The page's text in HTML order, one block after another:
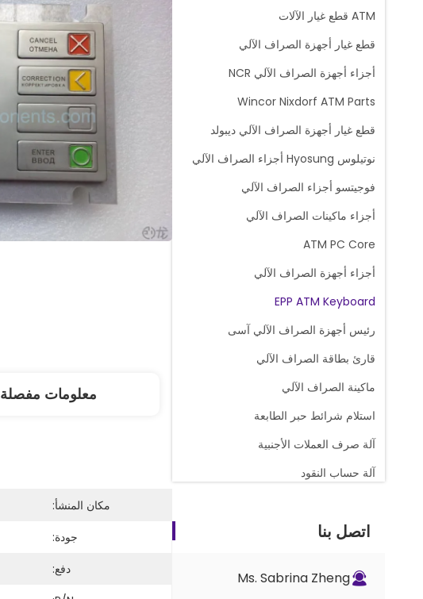
ATM قطع غيار الآلات
قطع غيار أجهزة الصراف الآلي
أجزاء أجهزة الصراف الآلي NCR
Wincor Nixdorf ATM Parts
قطع غيار أجهزة الصراف الآلي ديبولد
نوتيلوس Hyosung أجزاء الصراف الآلي
فوجيتسو أجزاء الصراف الآلي
أجزاء ماكينات الصراف الآلي
ATM PC Core
أجزاء أجهزة الصراف الآلي
EPP ATM Keyboard
رئيس أجهزة الصراف الآلي آسى
قارئ بطاقة الصراف الآلي
ماكينة الصراف الآلي
استلام شرائط حبر الطابعة
آلة صرف العملات الأجنبية
آلة حساب النقود
صراف آلي كاسيت نقدي
أجزاء العداد G+D BPS C5
اتصل بنا
Ms. Sabrina Zheng
معلومات مفصلة
مكان المنشأ:
جودة:
دفع: